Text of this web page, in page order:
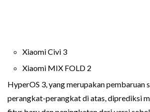
Xiaomi Civi 3
Xiaomi MIX FOLD 2
HyperOS 3, yang merupakan pembaruan
perangkat-perangkat di atas, diprediksi